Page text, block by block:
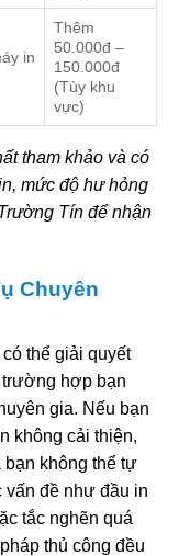
in
Thêm
50.000đ –
150.000đ
(Tùy khu
vực)
tham khảo và có
mức độ hư hỏng
Tín để nhận
Chuyên
thể giải quyết
hợp bạn
gia. Nếu bạn
không cải thiện,
bạn không thể tự
vấn đề như đầu in
tắc nghẽn quá
thủ công đều